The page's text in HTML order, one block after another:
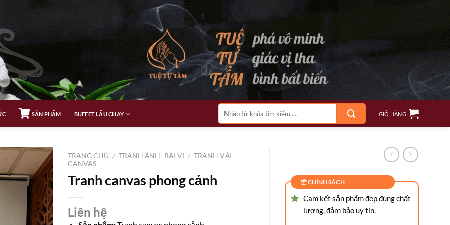
SẢN PHẨM BUFFET LẨU CHAY
Tìm
kiếm:
GIỎ HÀNG
TRANG CHỦ / TRANH ẢNH- BÀI VỊ / TRANH VẢI
CANVAS
Tranh canvas phong cảnh
Liên hệ
CHÍNH SÁCH
Cam kết sản phẩm đẹp đúng chất
lượng, đảm bảo uy tín.